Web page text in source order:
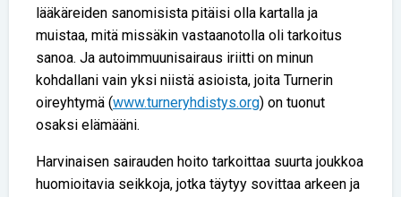
lääkäreiden sanomisista pitäisi olla kartalla ja
muistaa, mitä missäkin vastaanotolla oli tarkoitus
sanoa. Ja autoimmuunisairaus iriitti on minun
kohdallani vain yksi niistä asioista, joita Turnerin
oireyhtymä (www.turneryhdistys.org) on tuonut
osaksi elämääni.
Harvinaisen sairauden hoito tarkoittaa suurta joukkoa
huomioitavia seikkoja, jotka täytyy sovittaa arkeen ja